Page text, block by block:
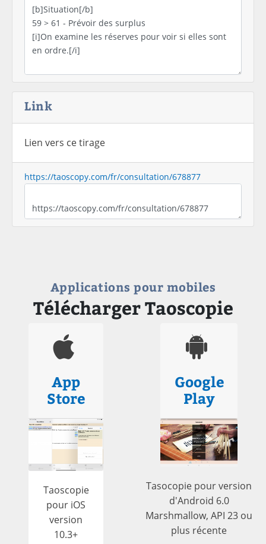
Link
Lien vers ce tirage
https://taoscopy.com/fr/consultation/678877
Applications pour mobiles
Télécharger Taoscopie
App
Store
Taoscopie
pour iOS
version
10.3+
Google
Play
Tasocopie pour version
d'Android 6.0
Marshmallow, API 23 ou
plus récente